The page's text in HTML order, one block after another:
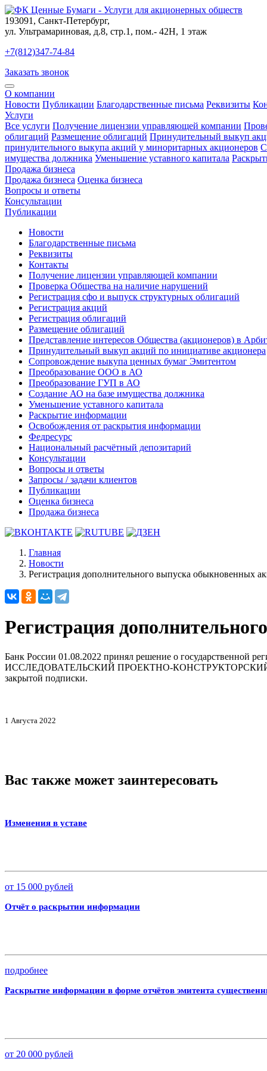
193091 , Санкт-Петербург,
ул. Ультрамариновая, д.8, стр.1, пом.- 42Н, 1 этаж
+7(812)347-74-84
Заказать звонок
О компании
Новости Публикации Благодарственные письма Реквизиты
Услуги
Все услуги Получение лицензии управляющей компании
облигаций Размещение облигаций Принудительный выкуп
принудительного выкупа акций у миноритарных акционеров
имущества должника Уменьшение уставного капитала
Продажа бизнеса
Продажа бизнеса Оценка бизнеса
Вопросы и ответы
Консультации
Публикации
Новости
Благодарственные письма
Реквизиты
Контакты
Получение лицензии управляющей компании
Проверка Общества на наличие нарушений
Регистрация сфо и выпуск структурных облигаций
Регистрация акций
Регистрация облигаций
Размещение облигаций
Представление интересов Общества (акционеров) в
Принудительный выкуп акций по инициативе акционера
Сопровождение выкупа ценных бумаг Эмитентом
Преобразование ООО в АО
Преобразование ГУП в АО
Создание АО на базе имущества должника
Уменьшение уставного капитала
Раскрытие информации
Освобождения от раскрытия информации
Федресурс
Национальный расчётный депозитарий
Консультации
Вопросы и ответы
Запросы / задачи клиентов
Публикации
Оценка бизнеса
Продажа бизнеса
Главная
Новости
Регистрация дополнительного выпуска
Регистрация
Банк России 01.08.2022 принял решение о
ИССЛЕДОВАТЕЛЬСКИЙ ПРОЕКТНО-КОНСТРУКТОРСКИЙ
закрытой подписки.
1 Августа 2022
Вас также может заинтересовать
Изменения в уставе
от 15 000 рублей
Отчёт о раскрытии информации
подробнее
Раскрытие информации в форме отчётов эмитента
от 20 000 рублей